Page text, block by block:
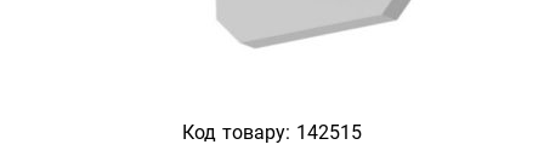
Код товару: 142515